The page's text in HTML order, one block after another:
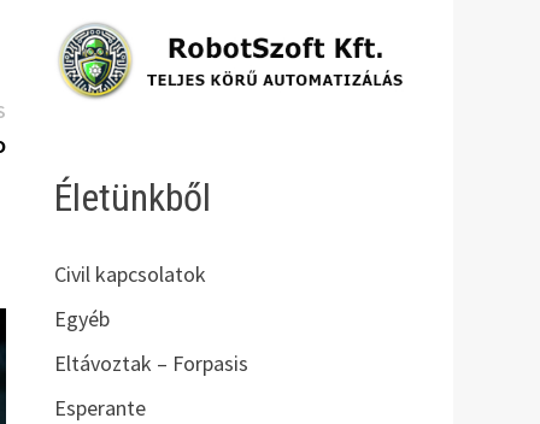
Következő
bejegyzés:
Életünkből
Civil kapcsolatok
Egyéb
Eltávoztak – Forpasis
Esperante